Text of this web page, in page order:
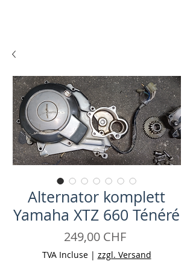
Alternator komplett
Yamaha XTZ 660 Ténéré
249,00 CHFPrix
TVA Incluse| zzgl. Versand